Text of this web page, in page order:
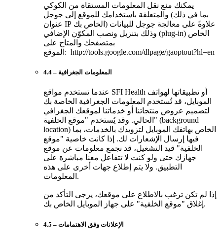
يمكنك منع نقل المعلومات المستقاة من الكوكي
والمتعلقة باستخدامك للموقع إلى جوجل (بما في ذلك
عنوان IP الخاص بك) علاوةً على معالجة جوجل للبيانات
وذلك بتنزيل ونصب المكوّن الإضافي (plug-in) الخاص
بمتصفحك والمتاح على
الموقع: http://tools.google.com/dlpage/gaoptout?hl=en
عندما تستخدم مواقع SFI Health أو تطبيقاتها لهواتف
الموبايل، قد تُستخدم المعلومات الجغرافية الخاصة بك
لتصميم عروض منتجاتنا أو خدماتنا لموقعك الجغرافي
الحالي. وقد يُستخدم "موقع الخلفية" (background
location) الخاص بهاتفك الموبايل لتزويدك بالخدمات، بما
فيها إرسال الإشعارات لك. إذا كانت خاصية "موقع
الخلفية" قيد التشغيل، قد نجمع معلومات عن موقع
جهازك حتى ولو كنت لا تتفاعل معنا مباشرة على
التطبيق. ولا يتم إطلاع جهات أخرى على هذه
المعلومات.
إذا لم تكن ترغب بالاطلاع على موقعك، يرجى التأكد من
إغلاق "موقع الخلفية" على جهاز الموبايل الخاص بك.
4.5 – الإعلانات وفق الاهتمامات